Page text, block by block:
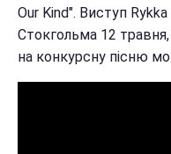
Our Kind". Виступ
Стокгольма 12
на конкурсну пісню